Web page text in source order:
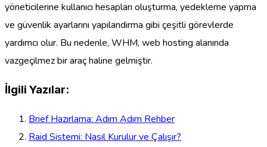
yöneticilerine kullanıcı hesapları oluşturma, yedekleme yapma
ve güvenlik ayarlarını yapılandırma gibi çeşitli görevlerde
yardımcı olur. Bu nedenle, WHM, web hosting alanında
vazgeçilmez bir araç haline gelmiştir.
İlgili Yazılar:
Brief Hazırlama: Adım Adım Rehber
Raid Sistemi: Nasıl Kurulur ve Çalışır?